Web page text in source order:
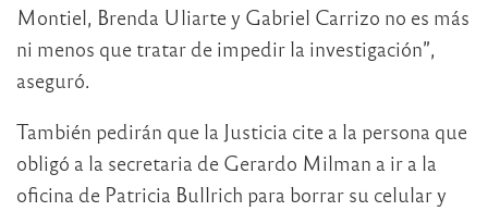
Montiel, Brenda Uliarte y Gabriel Carrizo no es más
ni menos que tratar de impedir la investigación”,
aseguró.
También pedirán que la Justicia cite a la persona que
obligó a la secretaria de Gerardo Milman a ir a la
oficina de Patricia Bullrich para borrar su celular y